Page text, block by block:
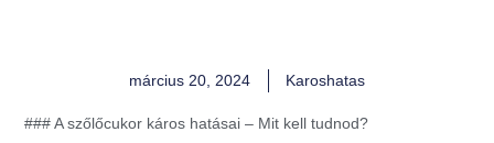
március 20, 2024 Karoshatas
### A szőlőcukor káros hatásai – Mit kell tudnod?